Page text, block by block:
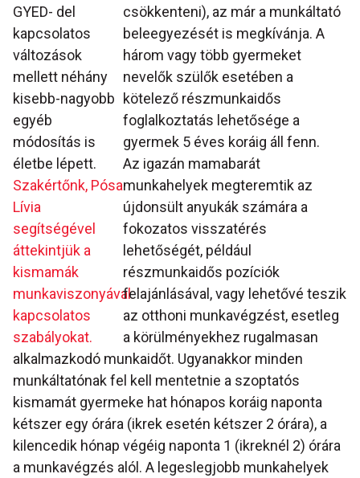
GYED- del
kapcsolatos
változások
mellett néhány
kisebb-nagyobb
egyéb
módosítás is
életbe lépett.
Szakértőnk, Pósa
Lívia
segítségével
áttekintjük a
kismamák
munkaviszonyával
kapcsolatos
szabályokat.
csökkenteni), az már a munkáltató
beleegyezését is megkívánja. A
három vagy több gyermeket
nevelők szülők esetében a
kötelező részmunkaidős
foglalkoztatás lehetősége a
gyermek 5 éves koráig áll fenn.
Az igazán mamabarát
munkahelyek megteremtik az
újdonsült anyukák számára a
fokozatos visszatérés
lehetőségét, például
részmunkaidős pozíciók
felajánlásával, vagy lehetővé teszik
az otthoni munkavégzést, esetleg
a körülményekhez rugalmasan
alkalmazkodó munkaidőt. Ugyanakkor minden
munkáltatónak fel kell mentetnie a szoptatós
kismamát gyermeke hat hónapos koráig naponta
kétszer egy órára (ikrek esetén kétszer 2 órára), a
kilencedik hónap végéig naponta 1 (ikreknél 2) órára
a munkavégzés alól. A legeslegjobb munkahelyek